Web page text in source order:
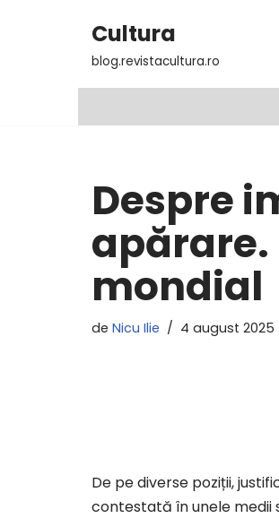
Cultura
blog.revistacultura.ro
Despre
apărare.
mondial
de Nicu Ilie 4 august 2025
De pe diverse poziții,
contestată în unele medii